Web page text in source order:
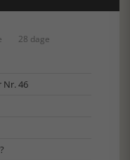
28 dage
Nr. 46